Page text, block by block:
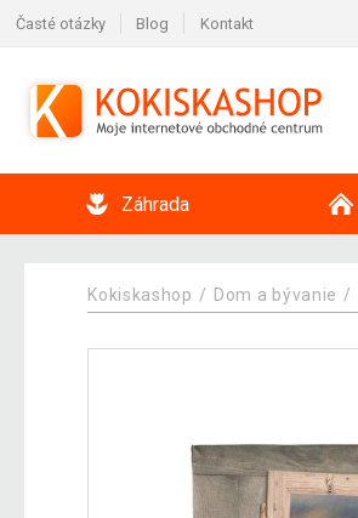
Časté otázky Blog Kontakt
Záhrada
Kokiskashop Dom a bývanie